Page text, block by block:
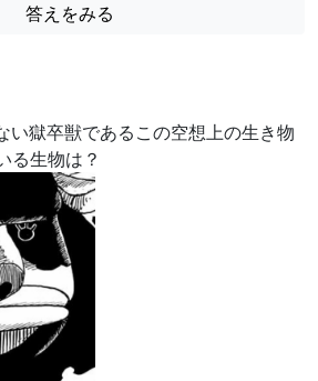
答えをみる
い獄卒獣であるこの空想上の生き物
る生物は？